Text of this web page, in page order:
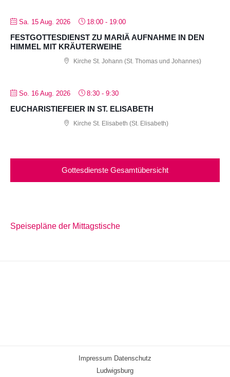
Sa. 15 Aug. 2026 18:00 - 19:00
FESTGOTTESDIENST ZU MARIÄ AUFNAHME IN DEN
HIMMEL MIT KRÄUTERWEIHE
Kirche St. Johann (St. Thomas und Johannes)
So. 16 Aug. 2026 8:30 - 9:30
EUCHARISTIEFEIER IN ST. ELISABETH
Kirche St. Elisabeth (St. Elisabeth)
Gottesdienste Gesamtübersicht
Speisepläne der Mittagstische
Impressum Datenschutz
Ludwigsburg